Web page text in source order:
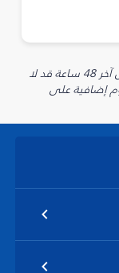
* تم الحصول على جميع الأسعار المعروضة خلال آخر 48 ساعة قد لا
إضافية على